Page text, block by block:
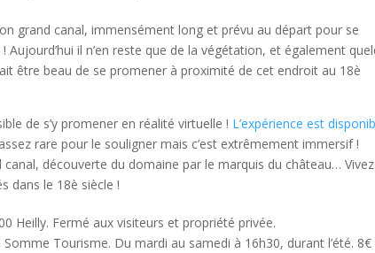
grand canal, immensément long et prévu au départ pour se
il n’en reste que de la végétation, et également
être beau de se promener à proximité de cet endroit au 18è
de s’y promener en réalité virtuelle ! L’expérience est
rare pour le souligner mais c’est extrêmement immersif !
découverte du domaine par le marquis du château…
dans le 18è siècle !
Heilly. Fermé aux visiteurs et propriété privée.
Tourisme. Du mardi au samedi à 16h30, durant l’été. 8€